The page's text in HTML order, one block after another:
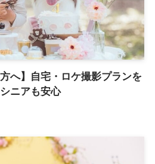
へ】自宅・ロケ撮影プランを
ニアも安心